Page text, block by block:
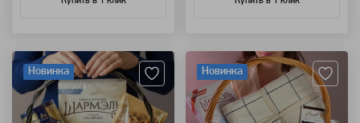
Новинка Новинка